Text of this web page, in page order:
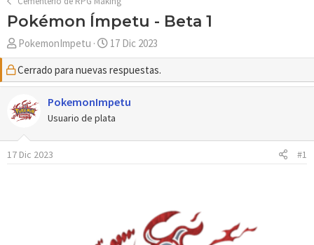
Pokémon Ímpetu - Beta 1
A
u
t
o
r
PokemonImpetu
F
e
c
h
a
d
i
17 Dic 2023
Cerrado para nuevas respuestas.
PokemonImpetu
Usuario de plata
17 Dic 2023 #1